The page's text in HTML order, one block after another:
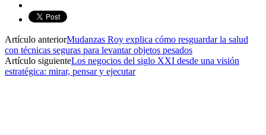
Artículo anteriorMudanzas Roy explica cómo resguardar la salud
con técnicas seguras para levantar objetos pesados
Artículo siguienteLos negocios del siglo XXI desde una visión
estratégica: mirar, pensar y ejecutar